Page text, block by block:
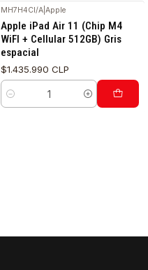
MH7H4CI/A |Apple
Apple iPad Air 11 (Chip M4
WiFI + Cellular 512GB) Gris
espacial
$1.435.990 CLP
Cantidad